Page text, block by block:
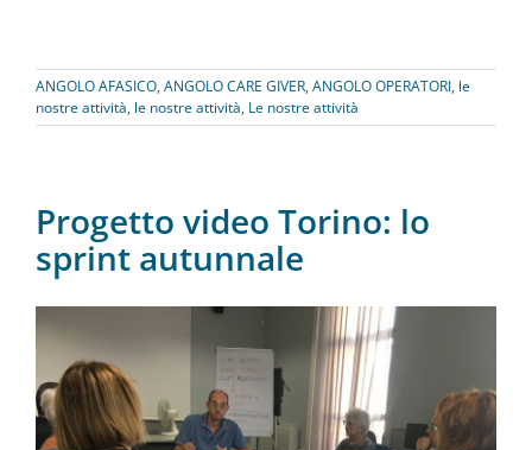
ANGOLO AFASICO, ANGOLO CARE GIVER, ANGOLO OPERATORI, le
nostre attività, le nostre attività, Le nostre attività
Progetto video Torino: lo
sprint autunnale